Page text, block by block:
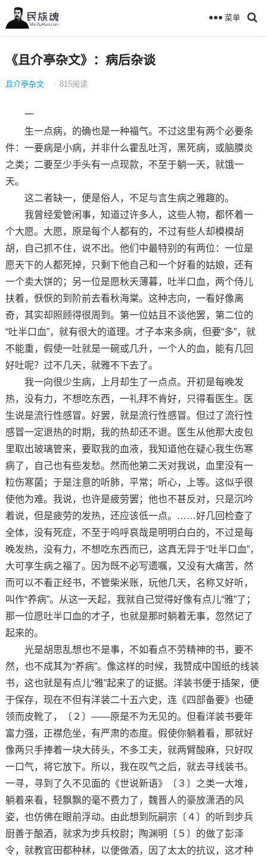
菜单
《且介亭杂文》：病后杂谈
且介亭杂文 · 815阅读
一
生一点病，的确也是一种福气。不过这里有两个必要条
件：一要病是小病，并非什么霍乱吐泻，黑死病，或脑膜炎
之类；二要至少手头有一点现款，不至于躺一天，就饿一
天。
这二者缺一，便是俗人，不足与言生病之雅趣的。
我曾经爱管闲事，知道过许多人，这些人物，都怀着一
个大愿。大愿，原是每个人都有的，不过有些人却模模胡
胡，自己抓不住，说不出。他们中最特别的有两位：一位是
愿天下的人都死掉，只剩下他自己和一个好看的姑娘，还有
一个卖大饼的；另一位是愿秋天薄暮，吐半口血，两个侍儿
扶着，恹恹的到阶前去看秋海棠。这种志向，一看好像离
奇，其实却照顾得很周到。第一位姑且不谈他罢，第二位的
“吐半口血”，就有很大的道理。才子本来多病，但要“多”，就
不能重，假使一吐就是一碗或几升，一个人的血，能有几回
好吐呢？过不几天，就雅不下去了。
我一向很少生病，上月却生了一点点。开初是每晚发
热，没有力，不想吃东西，一礼拜不肯好，只得看医生。医
生说是流行性感冒。好罢，就是流行性感冒。但过了流行性
感冒一定退热的时期，我的热却还不退。医生从他那大皮包
里取出玻璃管来，要取我的血液，我知道他在疑心我生伤寒
病了，自己也有些发愁。然而他第二天对我说，血里没有一
粒伤寒菌；于是注意的听肺，平常；听心，上等。这似乎很
使他为难。我说，也许是疲劳罢；他也不甚反对，只是沉吟
着说，但是疲劳的发热，还应该低一点。……好几回检查了
全体，没有死症，不至于呜呼哀哉是明明白白的，不过是每
晚发热，没有力，不想吃东西而已，这真无异于“吐半口血”，
大可享生病之福了。因为既不必写遗嘱，又没有大痛苦，然
而可以不看正经书，不管柴米账，玩他几天，名称又好听，
叫作“养病”。从这一天起，我就自己觉得好像有点儿“雅”了；
那一位愿吐半口血的才子，也就是那时躺着无事，忽然记了
起来的。
光是胡思乱想也不是事，不如看点不劳精神的书，要不
然，也不成其为“养病”。像这样的时候，我赞成中国纸的线装
书，这也就是有点儿“雅”起来了的证据。洋装书便于插架，便
于保存，现在不但有洋装二十五六史，连《四部备要》也硬
领而皮靴了，〔２〕——原是不为无见的。但看洋装书要年
富力强，正襟危坐，有严肃的态度。假使你躺着看，那就好
像两只手捧着一块大砖头，不多工夫，就两臂酸麻，只好叹
一口气，将它放下。所以，我在叹气之后，就去寻线装书。
一寻，寻到了久不见面的《世说新语》〔３〕之类一大堆，
躺着来看，轻飘飘的毫不费力了，魏晋人的豪放潇洒的风
姿，也仿佛在眼前浮动。由此想到阮嗣宗〔４〕的听到步兵
厨善于酿酒，就求为步兵校尉；陶渊明〔５〕的做了彭泽
令，就教官田都种秫，以便做酒，因了太太的抗议，这才种